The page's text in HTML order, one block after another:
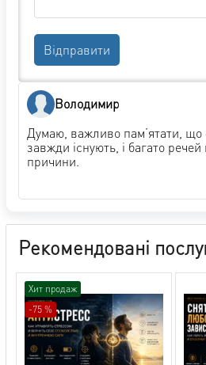
Володимир
Думаю, важливо пам’ятати, що
завжди існують, і багато речей
причини.
Відправити
Рекомендовані
Хит продаж
-75 %